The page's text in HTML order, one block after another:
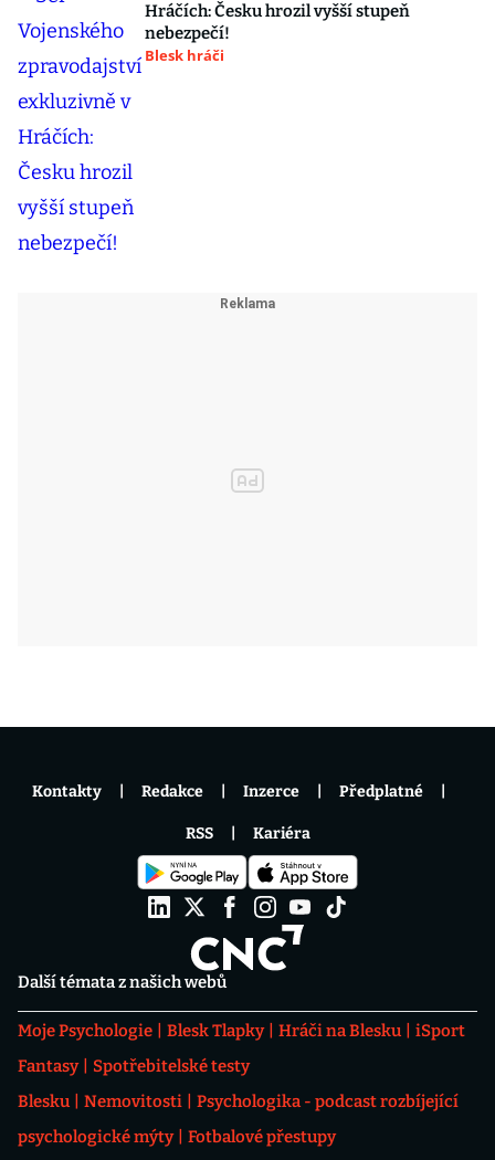
Hráčích: Česku hrozil vyšší stupeň
nebezpečí!
Blesk hráči
Další témata z našich webů
Moje Psychologie Blesk Tlapky Hráči na Blesku
iSport
Fantasy
Spotřebitelské testy
Blesku
Nemovitosti
Psychologika - podcast rozbíjející
psychologické mýty
Fotbalové přestupy
Kontakty Redakce Inzerce Předplatné
RSS Kariéra